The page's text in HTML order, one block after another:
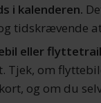
i kalenderen.
tidskrævende
eller
Tjek, om
og om du